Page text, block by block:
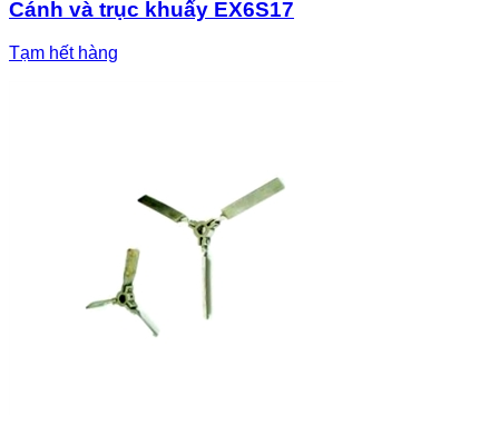
Cánh và trục khuấy EX6S17
Tạm hết hàng